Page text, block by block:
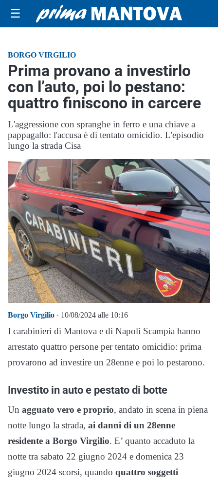
☰
BORGO VIRGILIO
Prima provano a investirlo
con l’auto, poi lo pestano:
quattro finiscono in carcere
L'aggressione con spranghe in ferro e una chiave a
pappagallo: l'accusa è di tentato omicidio. L'episodio
lungo la strada Cisa
Borgo Virgilio · 10/08/2024 alle 10:16
I carabinieri di Mantova e di Napoli Scampia hanno
arrestato quattro persone per tentato omicidio: prima
provarono ad investire un 28enne e poi lo pestarono.
Investito in auto e pestato di botte
Un agguato vero e proprio, andato in scena in piena
notte lungo la strada, ai danni di un 28enne
residente a Borgo Virgilio. E’ quanto accaduto la
notte tra sabato 22 giugno 2024 e domenica 23
giugno 2024 scorsi, quando quattro soggetti